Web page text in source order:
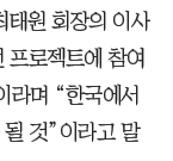
태원 회장의 이사
프로젝트에 참여
라며 “한국에서
것”이라고 말